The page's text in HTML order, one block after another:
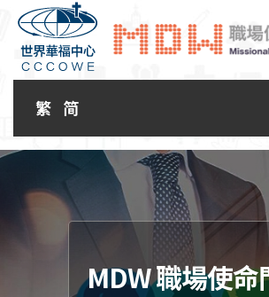
繁 简
MDW 職場使命